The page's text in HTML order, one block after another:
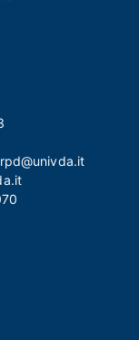
rpd@univda.it